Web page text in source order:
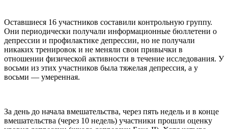
Оставшиеся 16 участников составили контрольную группу.
Они периодически получали информационные бюллетени о
депрессии и профилактике депрессии, но не получали
никаких тренировок и не меняли свои привычки в
отношении физической активности в течение исследования. У
восьми из этих участников была тяжелая депрессия, а у
восьми — умеренная.
За день до начала вмешательства, через пять недель и в конце
вмешательства (через 10 недель) участники прошли оценку